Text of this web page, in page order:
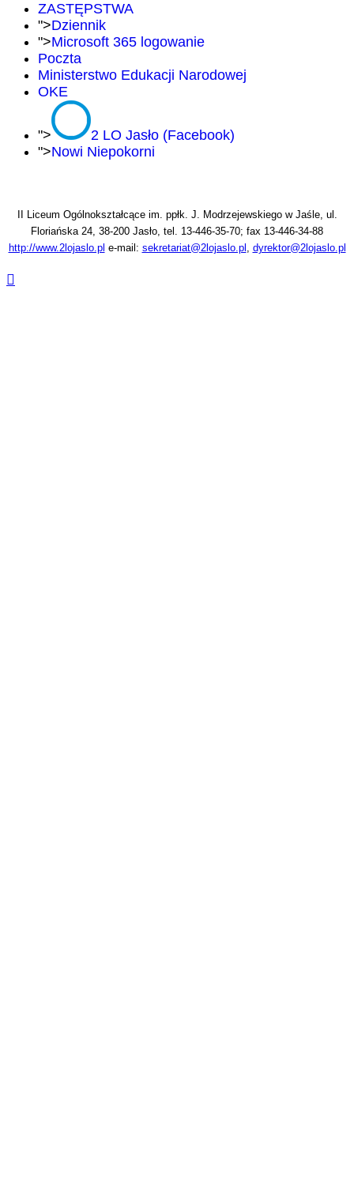
ZASTĘPSTWA
">Dziennik
">Microsoft 365 logowanie
Poczta
Ministerstwo Edukacji Narodowej
OKE
">
2 LO Jasło (Facebook)
">Nowi Niepokorni
II Liceum Ogólnokształcące im. ppłk. J. Modrzejewskiego w Jaśle, ul.
Floriańska 24, 38-200 Jasło, tel. 13-446-35-70; fax 13-446-34-88
http://www.2lojaslo.pl e-mail: sekretariat@2lojaslo.pl , dyrektor@2lojaslo.pl